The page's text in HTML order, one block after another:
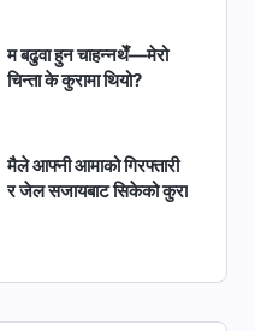
म बढुवा हुन चाहन्नथेँ—मेरो
चिन्ता के कुरामा थियो?
मैले आफ्नी आमाको गिरफ्तारी
र जेल सजायबाट सिकेको कुरा